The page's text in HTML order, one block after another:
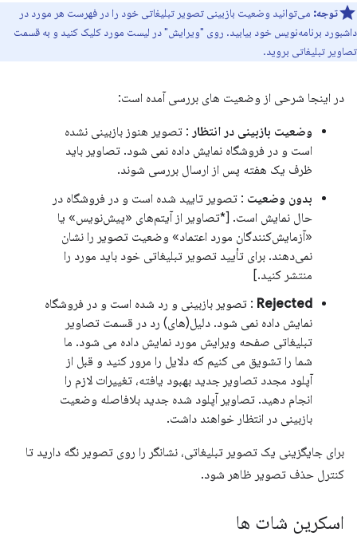
توجه: می‌توانید وضعیت بازبینی تصویر تبلیغاتی خود را در فهرست هر مورد در
داشبورد برنامه‌نویس خود بیابید. روی "ویرایش" در لیست مورد کلیک کنید و به قسمت
تصاویر تبلیغاتی بروید.
در اینجا شرحی از وضعیت های بررسی آمده است:
وضعیت بازبینی در انتظار : تصویر هنوز بازبینی نشده
است و در فروشگاه نمایش داده نمی شود. تصاویر باید
ظرف یک هفته پس از ارسال بررسی شوند.
بدون وضعیت : تصویر تایید شده است و در فروشگاه در
حال نمایش است. [*تصاویر از آیتم‌های «پیش‌نویس» یا
«آزمایش‌کنندگان مورد اعتماد» وضعیت تصویر را نشان
نمی‌دهند. برای تأیید تصویر تبلیغاتی خود باید مورد را
منتشر کنید.]
Rejected : تصویر بازبینی و رد شده است و در فروشگاه
نمایش داده نمی شود. دلیل(های) رد در قسمت تصاویر
تبلیغاتی صفحه ویرایش مورد نمایش داده می شود. ما
شما را تشویق می کنیم که دلایل را مرور کنید و قبل از
آپلود مجدد تصاویر جدید بهبود یافته، تغییرات لازم را
انجام دهید. تصاویر آپلود شده جدید بلافاصله وضعیت
بازبینی در انتظار خواهند داشت.
برای جایگزینی یک تصویر تبلیغاتی، نشانگر را روی تصویر نگه دارید تا
کنترل حذف تصویر ظاهر شود.
اسکرین شات ها